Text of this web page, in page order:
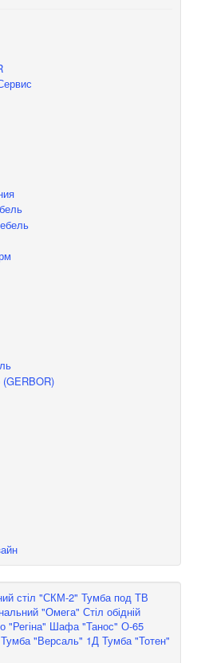
стіл "СКМ-2" Тумба под ТВ
"Омега" Стіл обідній
"Регіна" Шафа "Танос" О-65
Тумба "Версаль" 1Д Тумба "Тотен"